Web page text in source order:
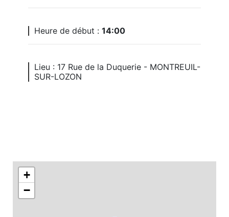
Heure de début : 14:00
Lieu : 17 Rue de la Duquerie - MONTREUIL-
SUR-LOZON
+
−